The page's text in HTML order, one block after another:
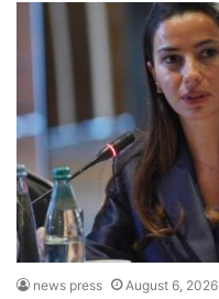
news press August 6, 2026